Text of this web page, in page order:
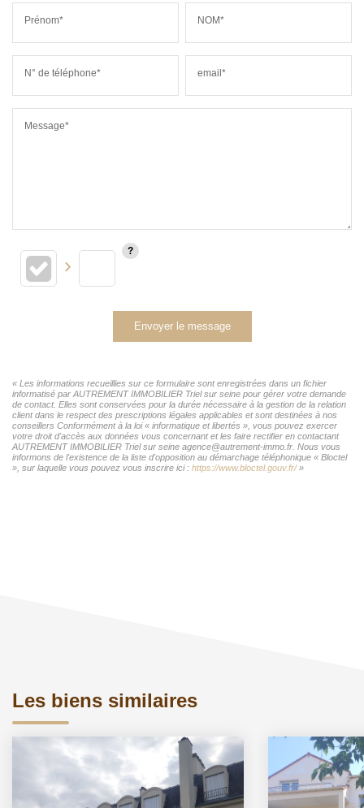
Prénom* NOM*
N° de téléphone* email*
Message*
Envoyer le message
« Les informations recueillies sur ce formulaire sont enregistrées dans un fichier
informatisé par AUTREMENT IMMOBILIER Triel sur seine pour gérer votre demande
de contact. Elles sont conservées pour la durée nécessaire à la gestion de la relation
client dans le respect des prescriptions légales applicables et sont destinées à nos
conseillers Conformément à la loi « informatique et libertés », vous pouvez exercer
votre droit d'accès aux données vous concernant et les faire rectifier en contactant
AUTREMENT IMMOBILIER Triel sur seine agence@autrement-immo.fr. Nous vous
informons de l'existence de la liste d'opposition au démarchage téléphonique « Bloctel
», sur laquelle vous pouvez vous inscrire ici : https://www.bloctel.gouv.fr/»
Les biens similaires